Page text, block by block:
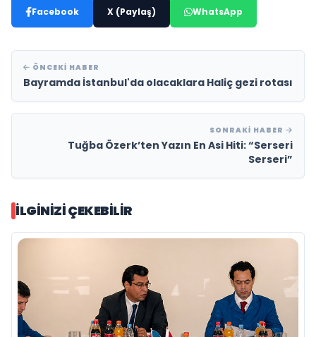
Facebook X (Paylaş) WhatsApp
ÖNCEKI HABER
Bayramda İstanbul'da olacaklara Haliç gezi rotası
SONRAKI HABER
Tuğba Özerk’ten Yazın En Asi Hiti: “Serseri
Serseri”
İLGINIZI ÇEKEBILIR